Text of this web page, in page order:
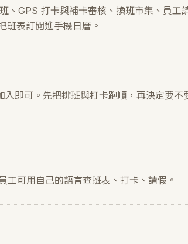
、GPS 打卡與補卡審核、換班市集、員工
班表訂閱進手機日曆。
即可。先把排班與打卡跑順，再決定要不
可用自己的語言查班表、打卡、請假。